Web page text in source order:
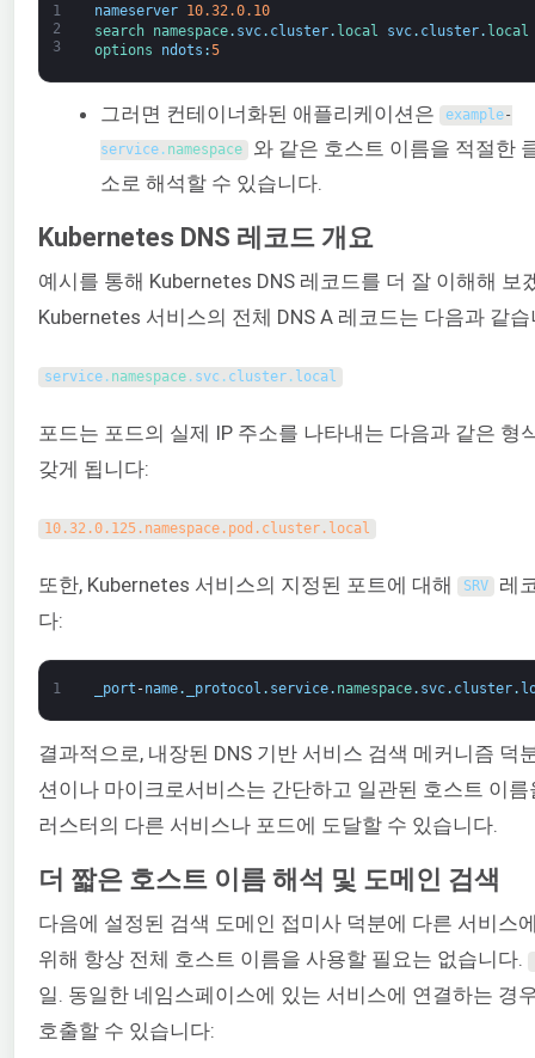
1
2
3
nameserver
10.32.0.10
search namespace. svc. cluster. local svc. cluster.
options
ndots :5
그러면 컨테이너화된 애플리케이션은 example-
service . namespace 와 같은 호스트 이름을 적절한
소로 해석할 수 있습니다.
Kubernetes DNS 레코드 개요
예시를 통해 Kubernetes DNS 레코드를 더 잘 이해해 보
Kubernetes 서비스의 전체 DNS A 레코드는 다음과 같
service. namespace. svc . cluster. local
포드는 포드의 실제 IP 주소를 나타내는 다음과 같은 형
갖게 됩니다:
10.32.0.125.namespace.pod.cluster.local
또한, Kubernetes 서비스의 지정된 포트에 대해 SRV 레
다:
1 _port -name. _protocol . service. namespace. svc. cluster.
결과적으로, 내장된 DNS 기반 서비스 검색 메커니즘 덕
션이나 마이크로서비스는 간단하고 일관된 호스트 이
러스터의 다른 서비스나 포드에 도달할 수 있습니다.
더 짧은 호스트 이름 해석 및 도메인 검색
다음에 설정된 검색 도메인 접미사 덕분에 다른 서비스
위해 항상 전체 호스트 이름을 사용할 필요는 없습니다.
일. 동일한 네임스페이스에 있는 서비스에 연결하는 경
호출할 수 있습니다: